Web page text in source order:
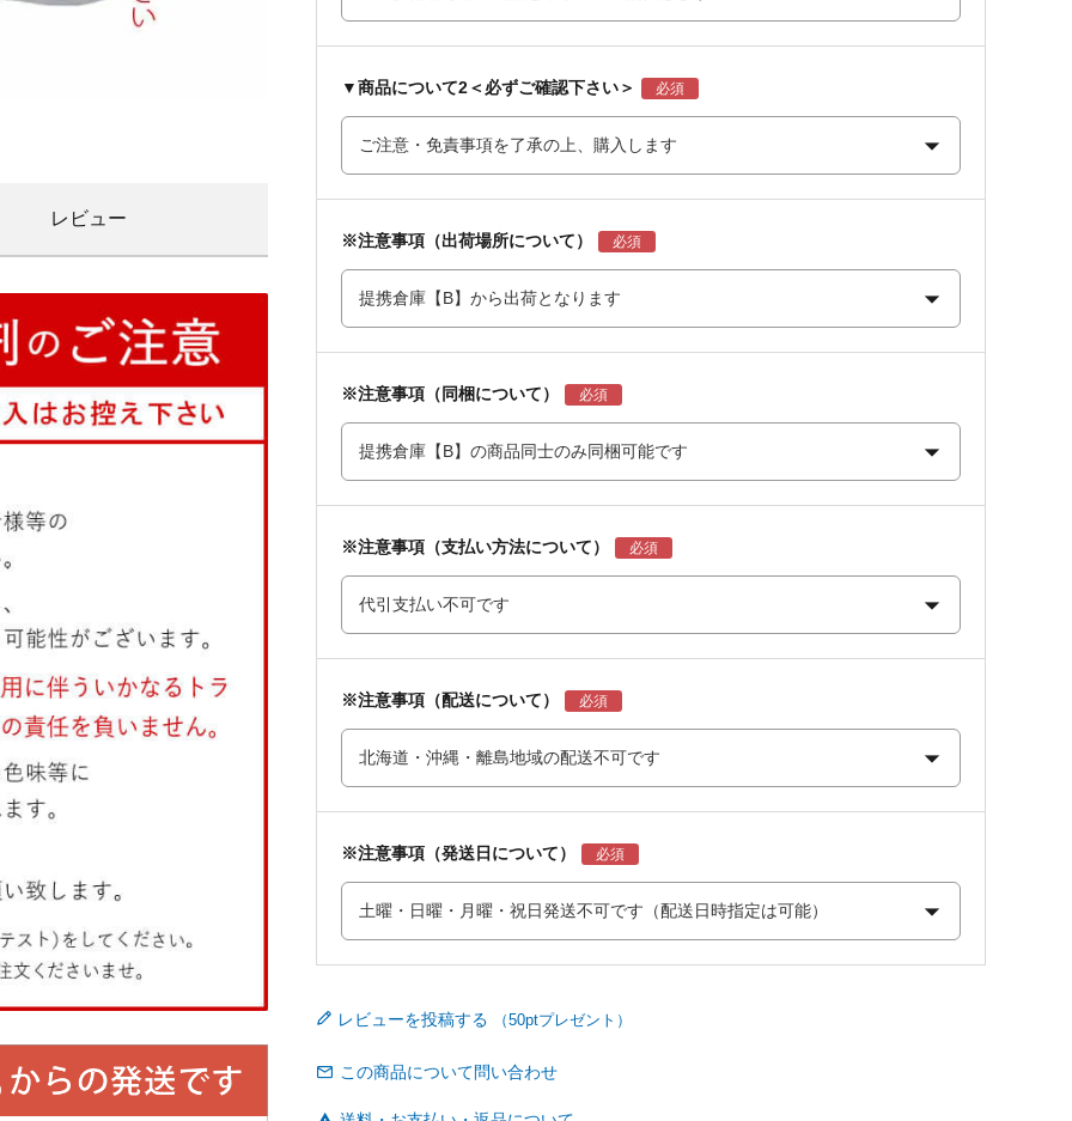
レビュー
▼商品について2＜必ずご確認下さい＞
※注意事項（出荷場所について）
※注意事項（同梱について）
※注意事項（支払い方法について）
※注意事項（配送について）
※注意事項（発送日について）
レビューを投稿する
この商品について問い合わせ